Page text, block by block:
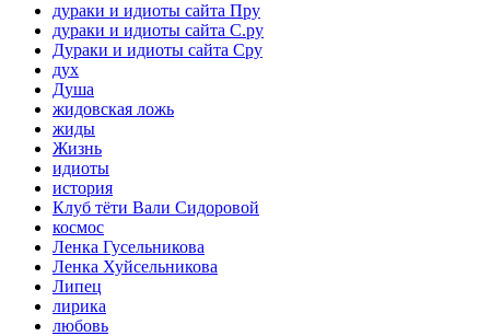
дураки и идиоты сайта Пру
дураки и идиоты сайта С.ру
Дураки и идиоты сайта Сру
дух
Душа
жидовская ложь
жиды
Жизнь
идиоты
история
Клуб тёти Вали Сидоровой
космос
Ленка Гусельникова
Ленка Хуйсельникова
Липец
лирика
любовь